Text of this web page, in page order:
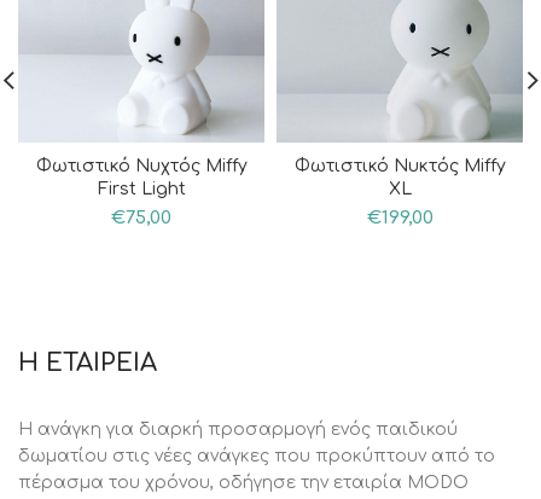
Φωτιστικό Νυχτός Miffy
First Light
€75,00
Φωτιστικό Νυκτός Miffy
XL
€199,00
Η ΕΤΑΙΡΕΙΑ
Η ανάγκη για διαρκή προσαρμογή ενός παιδικού
δωματίου στις νέες ανάγκες που προκύπτουν από το
πέρασμα του χρόνου, oδήγησε την εταιρία MODO